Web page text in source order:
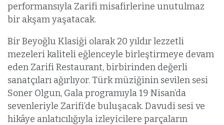
performansıyla Zarifi misafirlerine unutulmaz
bir akşam yaşatacak.
Bir Beyoğlu Klasiği olarak 20 yıldır lezzetli
mezeleri kaliteli eğlenceyle birleştirmeye devam
eden Zarifi Restaurant, birbirinden değerli
sanatçıları ağırlıyor. Türk müziğinin sevilen sesi
Soner Olgun, Gala programıyla 19 Nisan’da
sevenleriyle Zarifi’de buluşacak. Davudi sesi ve
hikâye anlatıcılığıyla izleyicilere parçaların